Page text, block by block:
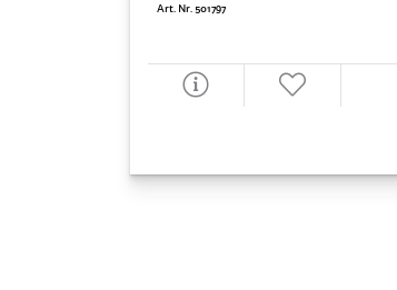
Art. Nr. 501797